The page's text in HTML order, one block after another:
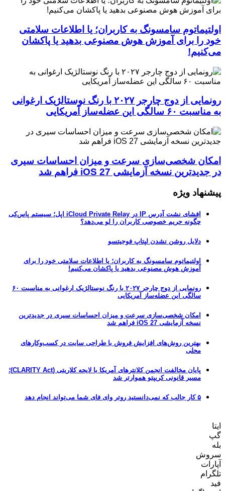
اولتیماتوم سامسونگ به کاربران؛ یا اطلاعات سلامتی
خود را برای آموزش هوش مصنوعی بدهید یا پاکشان
می‌کنیم!
رونمایی از دوج چارجر ۲۰۲۷ با رنگ نوستالژیک ارغوانی
به مناسبت ۶۰ سالگی این عضله‌ساز آمریکایی
امکان شخصی‌سازی سرعت و میزان احساسات سیری
در جدیدترین نسخه آزمایشی iOS 27 فراهم شد
پیشنهاد ویژه
افشای نشت آدرس IP در iCloud Private Relay اپل؛ سیستم پاس‌کی
چگونه حریم خصوصی کاربران را لو می‌دهد؟
دلایل روشن نشدن لپتاپ فوجیتسو
اولتیماتوم سامسونگ به کاربران؛ یا اطلاعات سلامتی خود را برای
آموزش هوش مصنوعی بدهید یا پاکشان می‌کنیم!
رونمایی از دوج چارجر ۲۰۲۷ با رنگ نوستالژیک ارغوانی به مناسبت ۶۰
سالگی این عضله‌ساز آمریکایی
امکان شخصی‌سازی سرعت و میزان احساسات سیری در جدیدترین
نسخه آزمایشی iOS 27 فراهم شد
بهترین روش‌های افزایش فروش با طراحی سایت در کسب‌وکارهای
محلی
پایان مخالفت انجمن کلانترهای آمریکا با لایحه کلاریتی (CLARITY Act)؛
مسیر قانونی کریپتو هموارتر شد
۵ کار جالب که نمی‌دانستید روتر وای فای شما می‌تواند انجام دهد
ایتا
گپ
بله
سروش
آپارات
تلگرام
فید